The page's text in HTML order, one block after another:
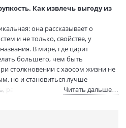
Как извлечь выгоду из
она рассказывает о
и не только, свойстве, у
В мире, где царит
большего, чем быть
столкновении с хаосом жизни не
но и становиться лучше
развиваться. Талеб формулирует
Читать дальше…